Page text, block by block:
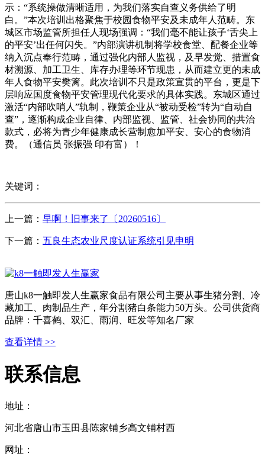
示：“系统操做清晰适用，为我们落实自查义务供给了明
白。”本次培训出格聚焦于校园食物平安及未成年人范畴。东
城区市场监管所担任人现场强调：“我们毫不能让孩子‘舌尖上
的平安’出任何闪失。”内部演讲机制将学校食堂、配餐企业等
纳入沉点奉行范畴，通过强化内部人监视，及早发觉、措置食
材溯源、加工卫生、库存办理等环节现患，从而建立更的未成
年人食物平安樊篱。此次培训不只是政策宣贯的平台，更是下
层响应国度食物平安管理现代化要求的具体实践。东城区通过
激活“内部吹哨人”轨制，鞭策企业从“被动受检”转为“自动自
查”，逐渐构成企业自律、内部监视、监管、社会协同的共治
款式，必将为青少年健康成长营制愈加平安、安心的食物消
费。（通信员 张振强 印有富）！
关键词：
上一篇： 早啊！旧事来了〔20260516〕
下一篇： 五良生态农业尺度认证系统引见申明
唐山k8一触即发人生赢家食品有限公司主要从事生猪分割、冷
藏加工、肉制品生产，年分割猪白条能力50万头。公司供货商
品牌：千喜鹤、双汇、雨润、旺发等知名厂家
查看详情 >>
联系信息
地址：
河北省唐山市玉田县陈家铺乡高文铺村西
网址：